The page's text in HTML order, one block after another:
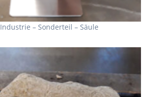
Industrie – Sonderteil – Säule